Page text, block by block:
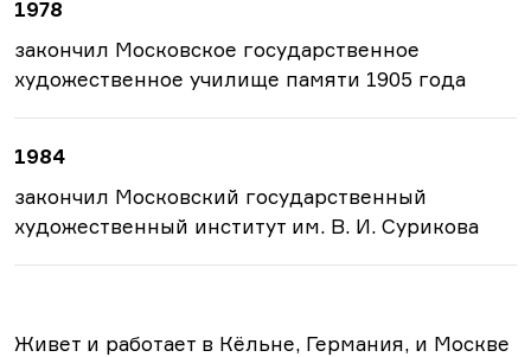
1978
закончил Московское государственное
художественное училище памяти 1905 года
1984
закончил Московский государственный
художественный институт им. В. И. Сурикова
Живет и работает в Кёльне, Германия, и Москве